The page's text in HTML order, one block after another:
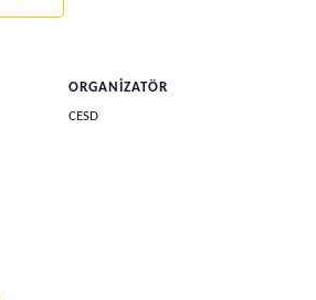
ORGANIZATÖR
CESD